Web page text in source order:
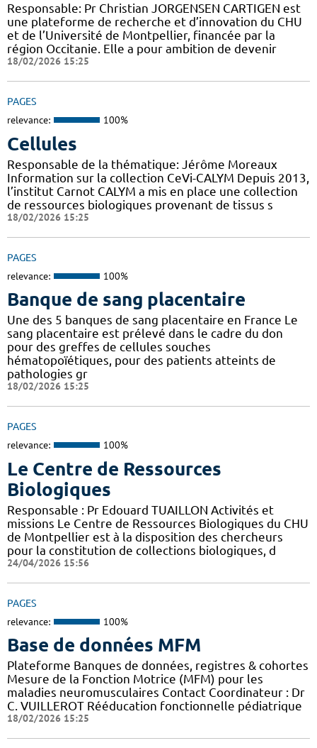
Responsable: Pr Christian JORGENSEN CARTIGEN est
une plateforme de recherche et d’innovation du CHU
et de l’Université de Montpellier, financée par la
région Occitanie. Elle a pour ambition de devenir
18/02/2026 15:25
PAGES
relevance: 100%
Cellules
Responsable de la thématique: Jérôme Moreaux
Information sur la collection CeVi-CALYM Depuis 2013,
l’institut Carnot CALYM a mis en place une collection
de ressources biologiques provenant de tissus s
18/02/2026 15:25
PAGES
relevance: 100%
Banque de sang placentaire
Une des 5 banques de sang placentaire en France Le
sang placentaire est prélevé dans le cadre du don
pour des greffes de cellules souches
hématopoïétiques, pour des patients atteints de
pathologies gr
18/02/2026 15:25
PAGES
relevance: 100%
Le Centre de Ressources
Biologiques
Responsable : Pr Edouard TUAILLON Activités et
missions Le Centre de Ressources Biologiques du CHU
de Montpellier est à la disposition des chercheurs
pour la constitution de collections biologiques, d
24/04/2026 15:56
PAGES
relevance: 100%
Base de données MFM
Plateforme Banques de données, registres & cohortes
Mesure de la Fonction Motrice (MFM) pour les
maladies neuromusculaires Contact Coordinateur : Dr
C. VUILLEROT Rééducation fonctionnelle pédiatrique
18/02/2026 15:25